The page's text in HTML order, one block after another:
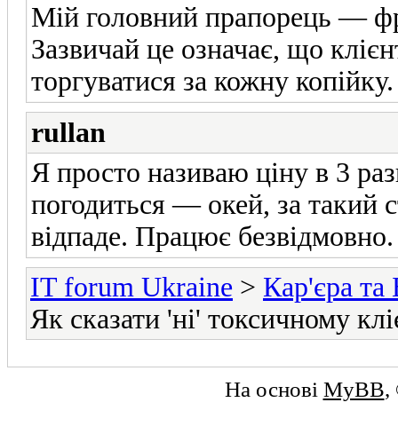
Мій головний прапорець —
Зазвичай це означає, що
торгуватися за кожну копійку.
rullan
Я просто називаю ціну в 3
погодиться — окей, за такий
відпаде. Працює безвідмовно.
IT forum Ukraine > Кар'єра та
Як сказати 'ні' токсичному
На основі MyBB,